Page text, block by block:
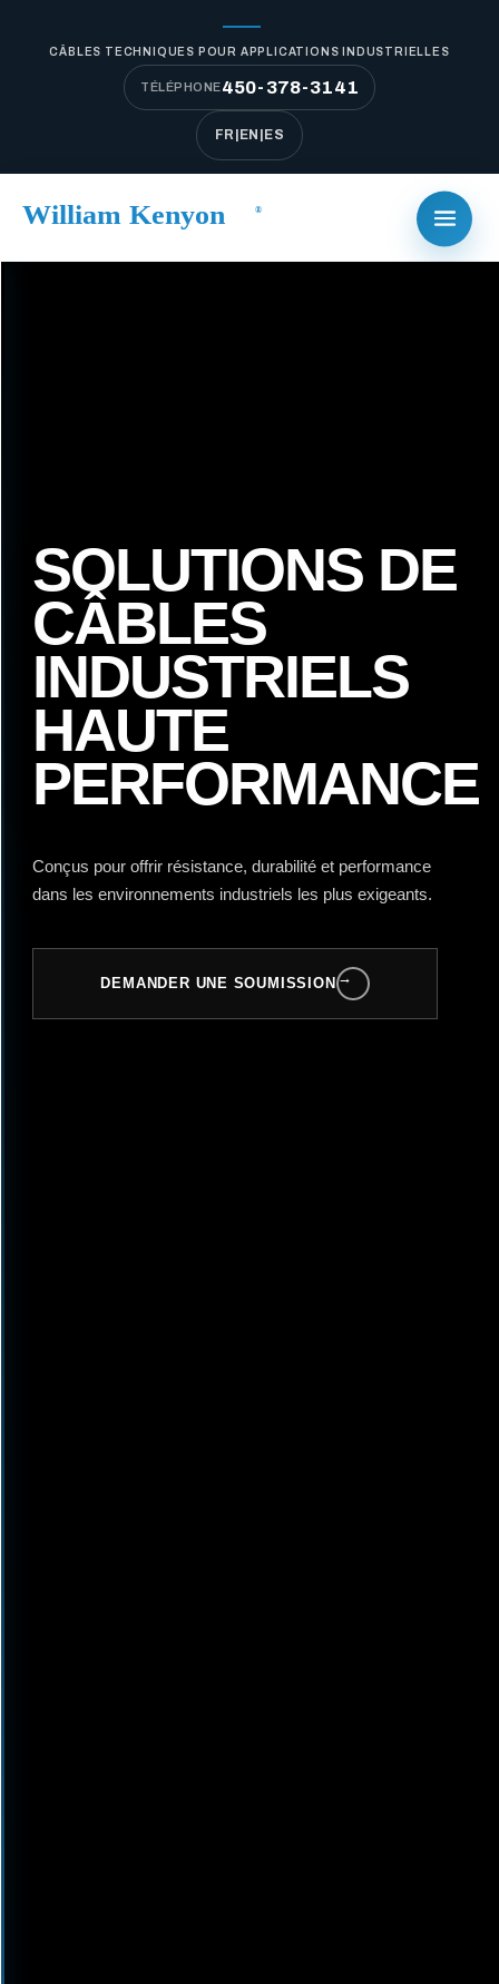
CÂBLES TECHNIQUES POUR APPLICATIONS INDUSTRIELLES
TÉLÉPHONE450-378-3141
FR EN ES
SOLUTIONS DE
CÂBLES
INDUSTRIELS
HAUTE
PERFORMANCE
Conçus pour offrir résistance, durabilité et performance
dans les environnements industriels les plus exigeants.
DEMANDER UNE SOUMISSION →